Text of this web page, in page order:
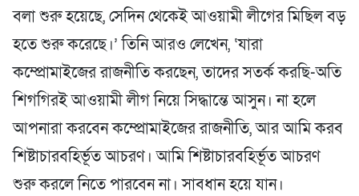
বলা শুরু হয়েছে, সেদিন থেকেই আওয়ামী লীগের মিছিল বড়
হতে শুরু করেছে।’ তিনি আরও লেখেন, ‘যারা
কম্প্রোমাইজের রাজনীতি করছেন, তাদের সতর্ক করছি-অতি
শিগগিরই আওয়ামী লীগ নিয়ে সিদ্ধান্তে আসুন। না হলে
আপনারা করবেন কম্প্রোমাইজের রাজনীতি, আর আমি করব
শিষ্টাচারবহির্ভূত আচরণ। আমি শিষ্টাচারবহির্ভূত আচরণ
শুরু করলে নিতে পারবেন না। সাবধান হয়ে যান।